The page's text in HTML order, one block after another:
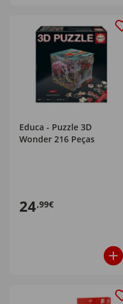
Educa - Puzzle 3D
Wonder 216 Peças
24,99€